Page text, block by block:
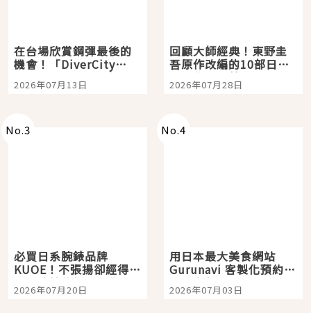
在台場欣賞鋼彈最後的
機會！「DiverCity
Tokyo Plaza」搭船、
購物、美食及夜景，一
2026年07月13日
回顧大師經典！東野圭
吾原作改編的10部日本
影視作品推薦
2026年07月28日
No.3
必買日系腕錶品牌
KUOE！不張揚卻經得起
時間洗鍊的經典之作五
選
2026年07月20日
No.4
用日本最大美食網站
Gurunavi 客製化預約九
大都市餐廳，打造專屬
美食體驗！
2026年07月03日